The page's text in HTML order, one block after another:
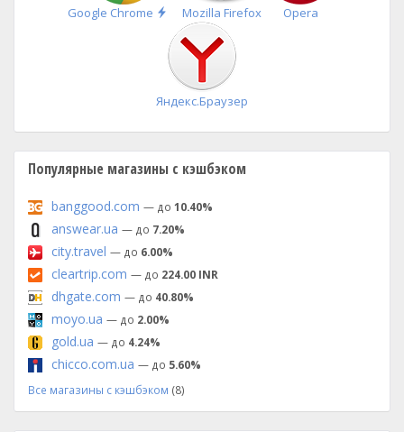
Google Chrome
Быстрая
установка
Mozilla Firefox Opera
Яндекс.Браузер
Популярные магазины с кэшбэком
banggood.com — до 10.40%
answear.ua — до 7.20%
city.travel — до 6.00%
cleartrip.com — до 224.00 INR
dhgate.com — до 40.80%
moyo.ua — до 2.00%
gold.ua — до 4.24%
chicco.com.ua — до 5.60%
Все магазины с кэшбэком (8)